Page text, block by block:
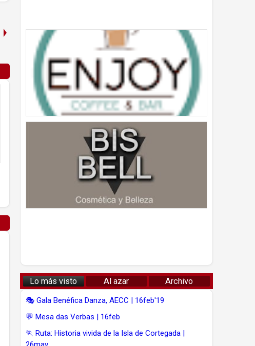
Lo más visto Al azar Archivo
🎭 Gala Benéfica Danza, AECC | 16feb'19
💬 Mesa das Verbas | 16feb
🏃 Ruta: Historia vivida de la Isla de Cortegada |